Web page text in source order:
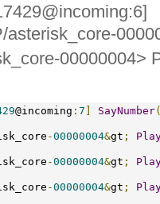
asterisk_core-
00000004>
@incoming : 7 ] SayNumber
-00000004&gt ;
-00000004&gt ;
-00000004&gt ;